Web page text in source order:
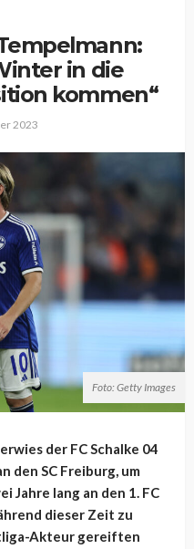
in die
kommen“
2023
Foto: Getty Images
der FC Schalke 04
den SC Freiburg, um
Jahre lang an den 1. FC
dieser Zeit zu
Akteur gereiften